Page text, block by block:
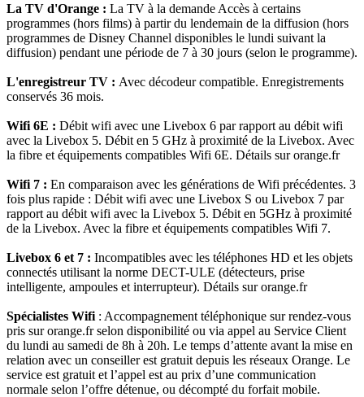
La TV d'Orange : La TV à la demande Accès à certains
programmes (hors films) à partir du lendemain de la diffusion (hors
programmes de Disney Channel disponibles le lundi suivant la
diffusion) pendant une période de 7 à 30 jours (selon le programme).
L'enregistreur TV : Avec décodeur compatible. Enregistrements
conservés 36 mois.
Wifi 6E : Débit wifi avec une Livebox 6 par rapport au débit wifi
avec la Livebox 5. Débit en 5 GHz à proximité de la Livebox. Avec
la fibre et équipements compatibles Wifi 6E. Détails sur orange.fr
Wifi 7 : En comparaison avec les générations de Wifi précédentes. 3
fois plus rapide : Débit wifi avec une Livebox S ou Livebox 7 par
rapport au débit wifi avec la Livebox 5. Débit en 5GHz à proximité
de la Livebox. Avec la fibre et équipements compatibles Wifi 7.
Livebox 6 et 7 : Incompatibles avec les téléphones HD et les objets
connectés utilisant la norme DECT-ULE (détecteurs, prise
intelligente, ampoules et interrupteur). Détails sur orange.fr
Spécialistes Wifi : Accompagnement téléphonique sur rendez-vous
pris sur orange.fr selon disponibilité ou via appel au Service Client
du lundi au samedi de 8h à 20h. Le temps d’attente avant la mise en
relation avec un conseiller est gratuit depuis les réseaux Orange. Le
service est gratuit et l’appel est au prix d’une communication
normale selon l’offre détenue, ou décompté du forfait mobile.